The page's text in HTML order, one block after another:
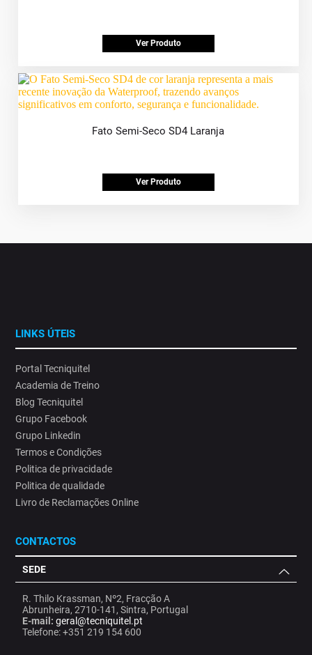
Ver Produto
Fato Semi-Seco SD4 Laranja
Ver Produto
LINKS ÚTEIS
Portal Tecniquitel
Academia de Treino
Blog Tecniquitel
Grupo Facebook
Grupo Linkedin
Termos e Condições
Politica de privacidade
Politica de qualidade
Livro de Reclamações Online
CONTACTOS
SEDE
R. Thilo Krassman, Nº2, Fracção A
Abrunheira, 2710-141, Sintra, Portugal
E-mail: geral@tecniquitel.pt
Telefone: +351 219 154 600